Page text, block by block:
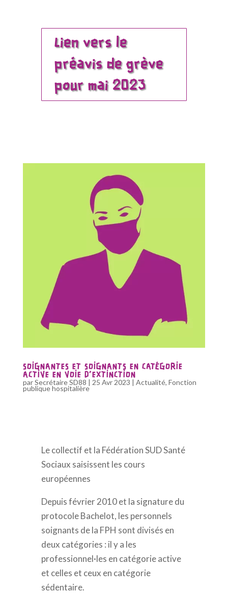
Lien vers le
préavis de grève
pour mai 2023
SOIGNANTES ET SOIGNANTS EN CATÉGORIE
ACTIVE EN VOIE D’EXTINCTION
parSecrétaire SD88 | 25 Avr 2023 | Actualité, Fonction
publique hospitalière
Le collectif et la Fédération SUD Santé
Sociaux saisissent les cours
européennes
Depuis février 2010 et la signature du
protocole Bachelot, les personnels
soignants de la FPH sont divisés en
deux catégories : il y a les
professionnel·les en catégorie active
et celles et ceux en catégorie
sédentaire.